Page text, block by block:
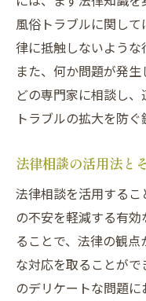
風俗トラブルに関し
律に抵触しないような
また、何か問題が発
どの専門家に相談し
トラブルの拡大を防ぐ
法律相談の活用法と
法律相談を活用する
の不安を軽減する有
ることで、法律の観
な対応を取ることが
のデリケートな問題